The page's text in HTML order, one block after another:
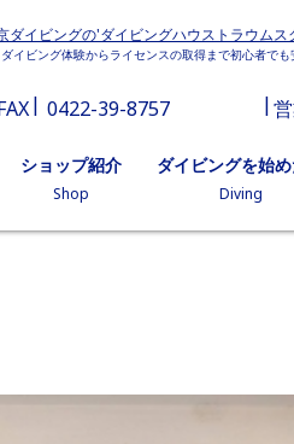
ダイビングの'ダイビングハウストラウムス
イビング体験からライセンスの取得まで初心者でも
0422-39-8757
ショップ紹介
Shop
ダイビングを始
Diving